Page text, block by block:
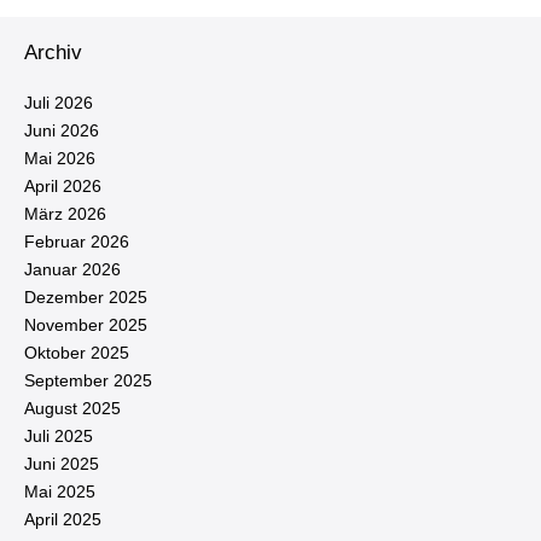
Archiv
Juli 2026
Juni 2026
Mai 2026
April 2026
März 2026
Februar 2026
Januar 2026
Dezember 2025
November 2025
Oktober 2025
September 2025
August 2025
Juli 2025
Juni 2025
Mai 2025
April 2025